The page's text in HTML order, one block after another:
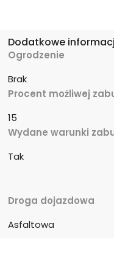
Dodatkowe
Ogrodzenie
Brak
Procent możliwej
15
Wydane warunki
Tak
Droga dojazdowa
Asfaltowa